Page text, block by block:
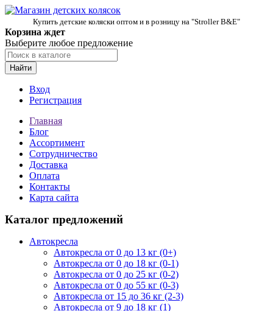
Купить детские коляски оптом и в розницу на "Stroller B&E"
Корзина ждет
Выберите любое предложение
Найти
Вход
Регистрация
Главная
Блог
Ассортимент
Сотрудничество
Доставка
Оплата
Контакты
Карта сайта
Каталог предложений
Автокресла
Автокресла от 0 до 13 кг (0+)
Автокресла от 0 до 18 кг (0-1)
Автокресла от 0 до 25 кг (0-2)
Автокресла от 0 до 55 кг (0-3)
Автокресла от 15 до 36 кг (2-3)
Автокресла от 9 до 18 кг (1)